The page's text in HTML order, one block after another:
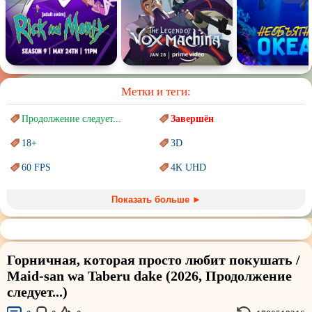
Метки и теги:
Продолжение следует... Завершён
18+ 3D
60 FPS 4K UHD
Marvel PIXAR
Sci-Fi (Научнаяфантастика) Trash (трэш) movies
Авангард иСюрреализм Ангелы и Демоны
Аниме
Показать больше ►
Горничная, которая просто любит покушать /
Maid-san wa Taberu dake (2026, Продолжение
следует...)